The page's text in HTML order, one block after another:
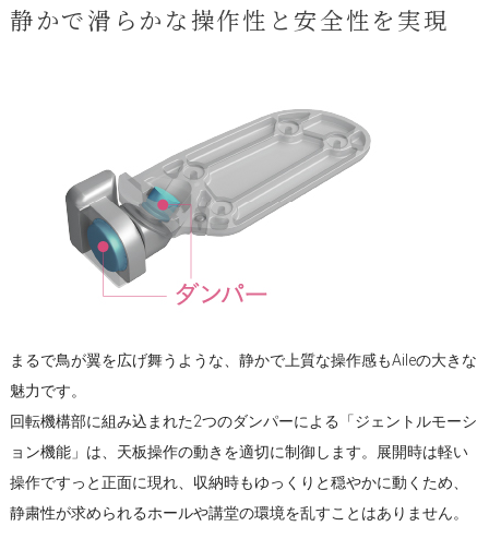
静かで滑らかな操作性と安全性を実現
まるで鳥が翼を広げ舞うような、静かで上質な操作感もAileの大きな
魅力です。
回転機構部に組み込まれた2つのダンパーによる「ジェントルモーシ
ョン機能」は、天板操作の動きを適切に制御します。展開時は軽い
操作ですっと正面に現れ、収納時もゆっくりと穏やかに動くため、
静粛性が求められるホールや講堂の環境を乱すことはありません。